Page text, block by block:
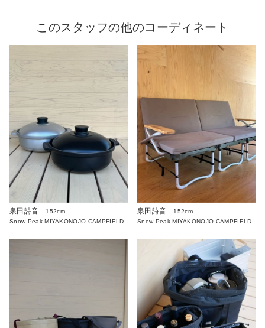
このスタッフの他のコーディネート
泉田詩音
152cm
Snow Peak MIYAKONOJO CAMPFIELD
泉田詩音
152cm
Snow Peak MIYAKONOJO CAMPFIELD